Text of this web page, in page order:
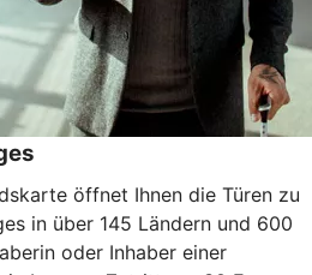
öffnet Ihnen die Türen zu
in über 145 Ländern und 600
oder Inhaber einer